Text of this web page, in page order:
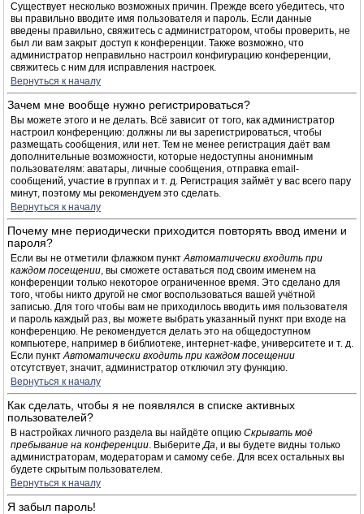
Существует несколько возможных причин. Прежде всего убедитесь, что
вы правильно вводите имя пользователя и пароль. Если данные
введены правильно, свяжитесь с администратором, чтобы проверить, не
был ли вам закрыт доступ к конференции. Также возможно, что
администратор неправильно настроил конфигурацию конференции,
свяжитесь с ним для исправления настроек.
Вернуться к началу
Зачем мне вообще нужно регистрироваться?
Вы можете этого и не делать. Всё зависит от того, как администратор
настроил конференцию: должны ли вы зарегистрироваться, чтобы
размещать сообщения, или нет. Тем не менее регистрация даёт вам
дополнительные возможности, которые недоступны анонимным
пользователям: аватары, личные сообщения, отправка email-
сообщений, участие в группах и т. д. Регистрация займёт у вас всего пару
минут, поэтому мы рекомендуем это сделать.
Вернуться к началу
Почему мне периодически приходится повторять ввод имени и
пароля?
Если вы не отметили флажком пунктАвтоматически входить при
каждом посещении, вы сможете оставаться под своим именем на
конференции только некоторое ограниченное время. Это сделано для
того, чтобы никто другой не смог воспользоваться вашей учётной
записью. Для того чтобы вам не приходилось вводить имя пользователя
и пароль каждый раз, вы можете выбрать указанный пункт при входе на
конференцию. Не рекомендуется делать это на общедоступном
компьютере, например в библиотеке, интернет-кафе, университете и т. д.
Если пунктАвтоматически входить при каждом посещении
отсутствует, значит, администратор отключил эту функцию.
Вернуться к началу
Как сделать, чтобы я не появлялся в списке активных
пользователей?
В настройках личного раздела вы найдёте опцию Скрывать моё
пребывание на конференции. ВыберитеДа, и вы будете видны только
администраторам, модераторам и самому себе. Для всех остальных вы
будете скрытым пользователем.
Вернуться к началу
Я забыл пароль!